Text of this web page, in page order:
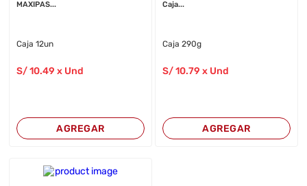
MAXIPAS...
Caja 12un
S/10.49 x Und
AGREGAR
Caja...
Caja 290g
S/10.79 x Und
AGREGAR